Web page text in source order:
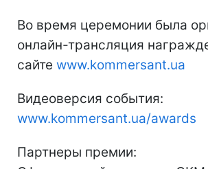
Во время церемонии была
онлайн-трансляция
сайте www.kommersant.ua
Видеоверсия события:
www.kommersant.ua/awards
Партнеры премии: